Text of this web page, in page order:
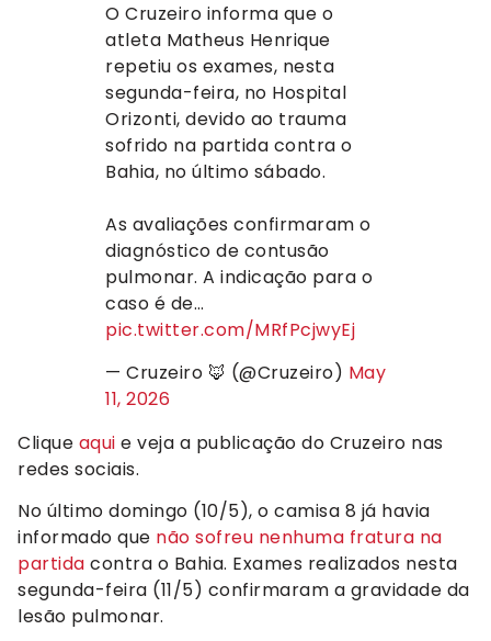
O Cruzeiro informa que o
atleta Matheus Henrique
repetiu os exames, nesta
segunda-feira, no Hospital
Orizonti, devido ao trauma
sofrido na partida contra o
Bahia, no último sábado.
As avaliações confirmaram o
diagnóstico de contusão
pulmonar. A indicação para o
caso é de…
pic.twitter.com/MRfPcjwyEj
— Cruzeiro 🦊 (@Cruzeiro) May
11, 2026
Clique aqui e veja a publicação do Cruzeiro nas
redes sociais.
No último domingo (10/5), o camisa 8 já havia
informado que não sofreu nenhuma fratura na
partida contra o Bahia. Exames realizados nesta
segunda-feira (11/5) confirmaram a gravidade da
lesão pulmonar.